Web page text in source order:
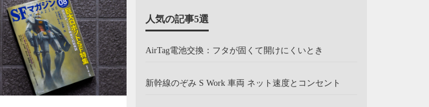
人気の記事5選
AirTag電池交換：フタが固くて開けにくいとき
新幹線のぞみ S Work 車両 ネット速度とコンセント